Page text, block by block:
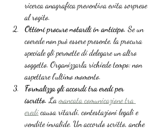
ricerca anagrafica preventiva evita sorprese
al rogito.
Ottieni procure notarili in anticipo. Se un
coerede non può essere presente, la procura
speciale gli permette di delegare un altro
soggetto. Organizzarla richiede tempo: non
aspettare l’ultimo momento.
Formalizza gli accordi tra eredi per
iscritto. La mancata comunicazione tra
eredi causa ritardi, contestazioni legali e
vendite invalide. Un accordo scritto, anche